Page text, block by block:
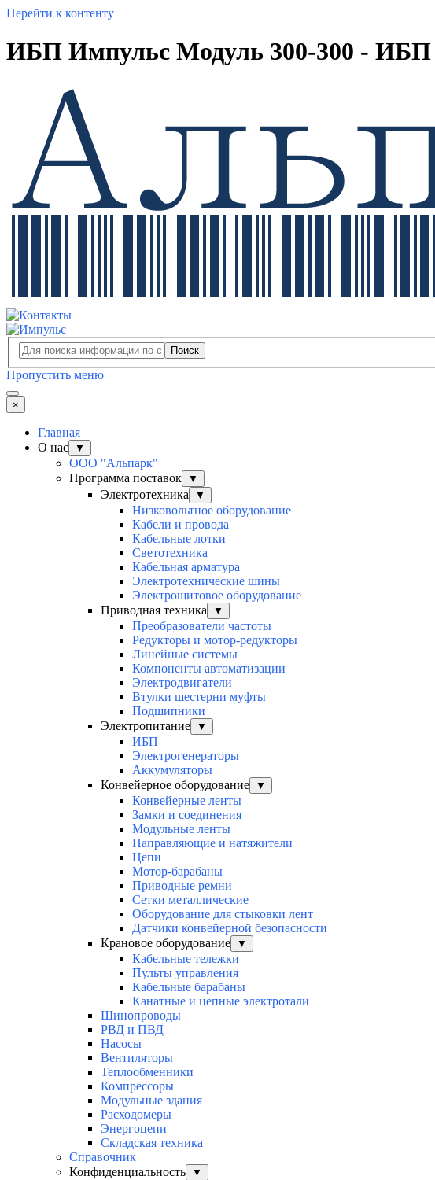
Перейти к контенту
ИБП Импульс Модуль 300-300 - ИБП
Поиск
Пропустить меню
×
Главная
О нас
▼
ООО "Альпарк"
Программа поставок
▼
Электротехника ▼
Низковольтное оборудование
Кабели и провода
Кабельные лотки
Светотехника
Кабельная арматура
Электротехнические шины
Электрощитовое оборудование
Приводная техника
▼
Преобразователи частоты
Редукторы и мотор-редукторы
Линейные системы
Компоненты автоматизации
Электродвигатели
Втулки шестерни муфты
Подшипники
Электропитание
▼
ИБП
Электрогенераторы
Аккумуляторы
Конвейерное оборудование
▼
Конвейерные ленты
Замки и соединения
Модульные ленты
Направляющие и натяжители
Цепи
Мотор-барабаны
Приводные ремни
Сетки металлические
Оборудование для стыковки лент
Датчики конвейерной безопасности
Крановое оборудование
▼
Кабельные тележки
Пульты управления
Кабельные барабаны
Канатные и цепные электротали
Шинопроводы
РВД и ПВД
Насосы
Вентиляторы
Теплообменники
Компрессоры
Модульные здания
Расходомеры
Энергоцепи
Складская техника
Справочник
Конфиденциальность
▼